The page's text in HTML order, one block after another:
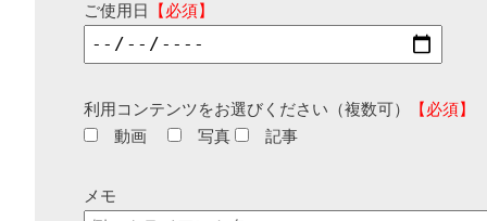
ご使用日 【必須】
利用コンテンツをお選びください（複数可）
【必須】
動画
写真 記事
メモ